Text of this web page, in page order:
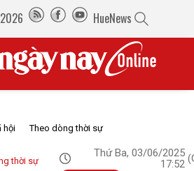
HueNews
hội Theo dòng thời sự
thời sự
Thứ Ba, 03/06/2025
17:52